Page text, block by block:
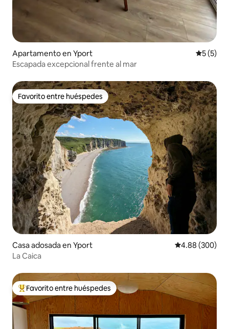
Apartamento en Yport
5 (5)
Escapada excepcional frente al mar
Favorito entre huéspedes
Favorito entre huéspedes
Casa adosada en Yport Calificación
4.88 (300)
La Caica
Favorito entre huéspedes preferido
Favorito entre huéspedes